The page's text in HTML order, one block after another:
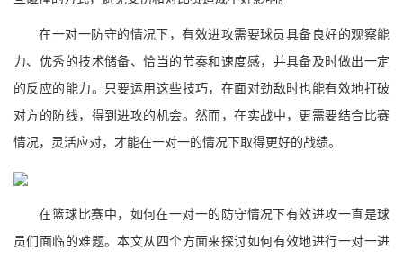
在一对一防守的情况下，有效进攻需要球员具备良好的观察能
力、优秀的技术储备、恰当的节奏和速度感，并具备及时做出一定
的反应的能力。只要运用这些技巧，在面对劲敌时也能有效地打破
对方的防线，得到进攻的机会。然而，在实战中，更需要结合比赛
情况，灵活应对，才能在一对一的情况下取得更好的战绩。
在篮球比赛中，如何在一对一的防守情况下有效进攻一直是球
员们面临的难题。本文从四个方面来探讨如何有效地进行一对一进